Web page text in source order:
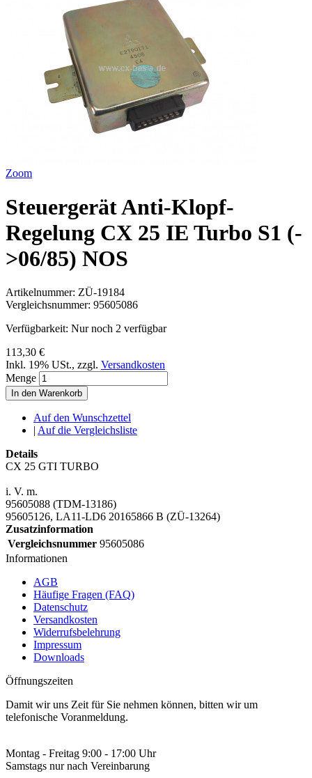
Zoom
Steuergerät Anti-Klopf-
Regelung CX 25 IE Turbo S1 (-
>06/85) NOS
Artikelnummer: ZÜ-19184
Vergleichsnummer: 95605086
Verfügbarkeit: Nur noch 2 verfügbar
113,30 €
Inkl. 19% USt., zzgl. Versandkosten
Menge
In den Warenkorb
Auf den Wunschzettel
| Auf die Vergleichsliste
Details
CX 25 GTI TURBO
i. V. m.
95605088 (TDM-13186)
95605126, LA11-LD6 20165866 B (ZÜ-13264)
Zusatzinformation
Vergleichsnummer 95605086
Informationen
AGB
Häufige Fragen (FAQ)
Datenschutz
Versandkosten
Widerrufsbelehrung
Impressum
Downloads
Öffnungszeiten
Damit wir uns Zeit für Sie nehmen können, bitten wir um
telefonische Voranmeldung.
Montag - Freitag 9:00 - 17:00 Uhr
Samstags nur nach Vereinbarung